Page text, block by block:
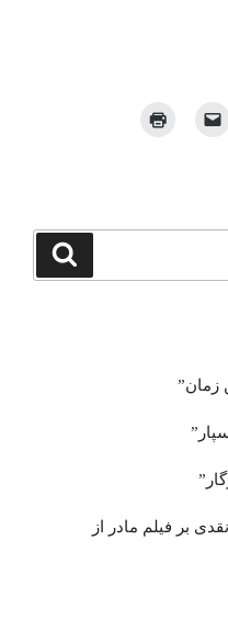
جستجو
زمان”
بر فیلم مادر از